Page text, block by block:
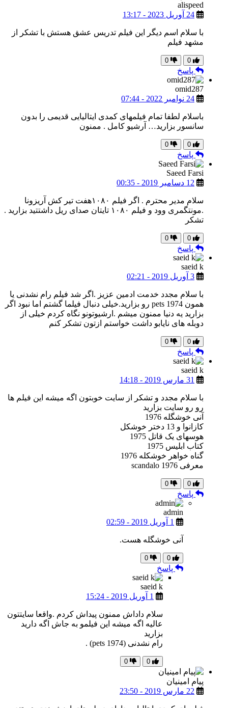
alispeed
24 آوریل 2023 - 13:17
با سلام اسم دیگر این فیلم تدریس عشق هستش با تشکر از
مشهد فیلم
0
0
پاسخ
omid287
24 نوامبر 2022 - 07:44
باسلام لطفا تمام فیلمهای کمدی ایتالیایی قدیمی را بدون
سانسور بزارید… آرشیو کامل . ممنون
0
0
پاسخ
Saeed Farsi
12 دسامبر 2019 - 00:35
سلام مدیر محترم . اگر فیلم ۱۰۸۰هفت تیر کش آریزونا
.مونتگمری وود و فیلم ۱۰۸۰ تایتان صدای ریل داشتتید بزارید .
تشکر
0
0
پاسخ
saeid k
3 آوریل 2019 - 02:21
با سلام مجدد خدمت ادمین عزیز .اگر شد فیلم رام نشدنی یا
همون pets 1974 رو بزارید.خیلی دنبال فیلما گشتم اما نبود اگر
بزارید یه دنیا ممنون میشم .ارشیوتونو نگاه کردم خیلی از
دوبله های نایابو داشت خواستم ازتون تشکر کنم
0
0
پاسخ
saeid k
31 مارس 2019 - 14:18
با سلام مجدد و تشکر از سایت خوبتون اگه میشه این فیلم ها
رو رو سایت بزارید
آنی خوشگله 1976
کازانوا و 13 دختر خوشکل
هوسهای یک قاتل 1975
کتاب ابلیس 1975
گناه خواهر خوشکله 1976
معرفی 1976 scandalo
0
0
پاسخ
admin
1 آوریل 2019 - 02:59
آنی خوشگله هست.
0
0
پاسخ
saeid k
1 آوریل 2019 - 15:24
سلام داداش ممنون پیداش کردم .واقعا سایتتون
عالیه اگه میشه این فیلمو به جاش اگه دارید
بزارید
رام نشدنی (pets 1974) .
0
0
پیام امینیان
22 مارس 2019 - 23:50